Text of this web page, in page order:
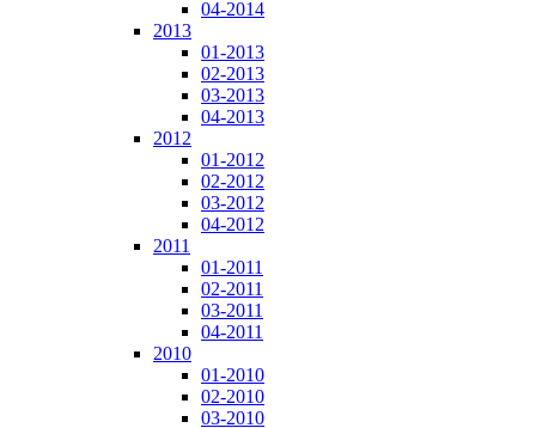
04-2014
2013
01-2013
02-2013
03-2013
04-2013
2012
01-2012
02-2012
03-2012
04-2012
2011
01-2011
02-2011
03-2011
04-2011
2010
01-2010
02-2010
03-2010